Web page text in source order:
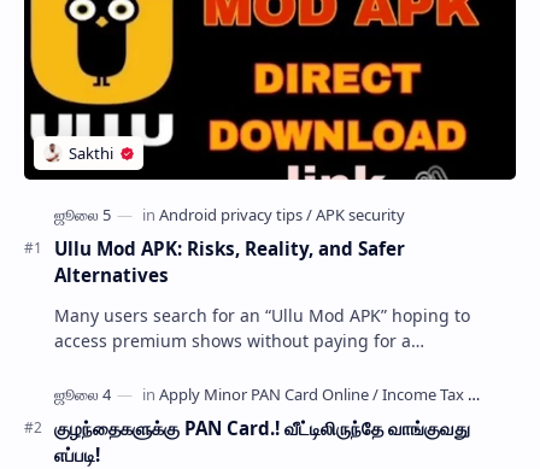
Ullu Mod APK: Risks, Reality, and Safer
Alternatives
Many users search for an “Ullu Mod APK” hoping to
access premium shows without paying for a
…
குழந்தைகளுக்கு PAN Card.! வீட்டிலிருந்தே வாங்குவது
எப்படி!